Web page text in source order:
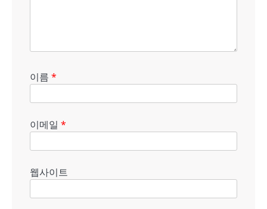
이름 *
이메일 *
웹사이트